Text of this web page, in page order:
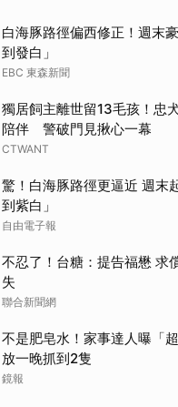
白海豚路徑偏西修正！週末
到發白」
EBC 東森新聞
獨居飼主離世留13毛孩！忠
陪伴 警破門見揪心一幕
CTWANT
驚！白海豚路徑更逼近 週末
到紫白」
自由電子報
不忍了！台糖：提告福懋 求
失
聯合新聞網
不是肥皂水！家事達人曝「
放一晚抓到2隻
鏡報
取消